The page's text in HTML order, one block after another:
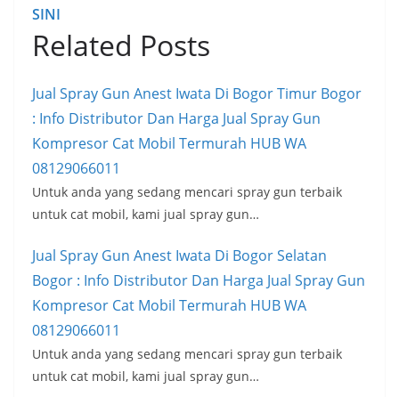
SINI
Related Posts
Jual Spray Gun Anest Iwata Di Bogor Timur Bogor
: Info Distributor Dan Harga Jual Spray Gun
Kompresor Cat Mobil Termurah HUB WA
08129066011
Untuk anda yang sedang mencari spray gun terbaik
untuk cat mobil, kami jual spray gun…
Jual Spray Gun Anest Iwata Di Bogor Selatan
Bogor : Info Distributor Dan Harga Jual Spray Gun
Kompresor Cat Mobil Termurah HUB WA
08129066011
Untuk anda yang sedang mencari spray gun terbaik
untuk cat mobil, kami jual spray gun…